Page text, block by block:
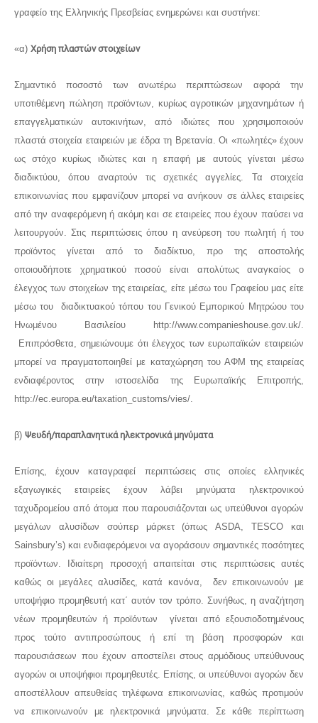
γραφείο της Ελληνικής Πρεσβείας ενημερώνει και συστήνει:
«α) Χρήση πλαστών στοιχείων
Σημαντικό ποσοστό των ανωτέρω περιπτώσεων αφορά την
υποτιθέμενη πώληση προϊόντων, κυρίως αγροτικών μηχανημάτων ή
επαγγελματικών αυτοκινήτων, από ιδιώτες που χρησιμοποιούν
πλαστά στοιχεία εταιρειών με έδρα τη Βρετανία. Οι «πωλητές» έχουν
ως στόχο κυρίως ιδιώτες και η επαφή με αυτούς γίνεται μέσω
διαδικτύου, όπου αναρτούν τις σχετικές αγγελίες. Τα στοιχεία
επικοινωνίας που εμφανίζουν μπορεί να ανήκουν σε άλλες εταιρείες
από την αναφερόμενη ή ακόμη και σε εταιρείες που έχουν παύσει να
λειτουργούν. Στις περιπτώσεις όπου η ανεύρεση του πωλητή ή του
προϊόντος γίνεται από το διαδίκτυο, προ της αποστολής
οποιουδήποτε χρηματικού ποσού είναι απολύτως αναγκαίος ο
έλεγχος των στοιχείων της εταιρείας, είτε μέσω του Γραφείου μας είτε
μέσω του διαδικτυακού τόπου του Γενικού Εμπορικού Μητρώου του
Ηνωμένου Βασιλείου http://www.companieshouse.gov.uk/.
Επιπρόσθετα, σημειώνουμε ότι έλεγχος των ευρωπαϊκών εταιρειών
μπορεί να πραγματοποιηθεί με καταχώρηση του ΑΦΜ της εταιρείας
ενδιαφέροντος στην ιστοσελίδα της Ευρωπαϊκής Επιτροπής,
http://ec.europa.eu/taxation_customs/vies/.
β) Ψευδή/παραπλανητικά ηλεκτρονικά μηνύματα
Επίσης, έχουν καταγραφεί περιπτώσεις στις οποίες ελληνικές
εξαγωγικές εταιρείες έχουν λάβει μηνύματα ηλεκτρονικού
ταχυδρομείου από άτομα που παρουσιάζονται ως υπεύθυνοι αγορών
μεγάλων αλυσίδων σούπερ μάρκετ (όπως ASDA, TESCO και
Sainsbury’s) και ενδιαφερόμενοι να αγοράσουν σημαντικές ποσότητες
προϊόντων. Ιδιαίτερη προσοχή απαιτείται στις περιπτώσεις αυτές
καθώς οι μεγάλες αλυσίδες, κατά κανόνα, δεν επικοινωνούν με
υποψήφιο προμηθευτή κατ΄ αυτόν τον τρόπο. Συνήθως, η αναζήτηση
νέων προμηθευτών ή προϊόντων γίνεται από εξουσιοδοτημένους
προς τούτο αντιπροσώπους ή επί τη βάση προσφορών και
παρουσιάσεων που έχουν αποστείλει στους αρμόδιους υπεύθυνους
αγορών οι υποψήφιοι προμηθευτές. Επίσης, οι υπεύθυνοι αγορών δεν
αποστέλλουν απευθείας τηλέφωνα επικοινωνίας, καθώς προτιμούν
να επικοινωνούν με ηλεκτρονικά μηνύματα. Σε κάθε περίπτωση